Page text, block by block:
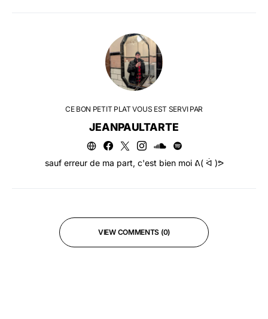
CE BON PETIT PLAT VOUS EST SERVI PAR
JEANPAULTARTE
sauf erreur de ma part, c'est bien moi ᕕ( ᐛ )ᕗ
VIEW COMMENTS (0)